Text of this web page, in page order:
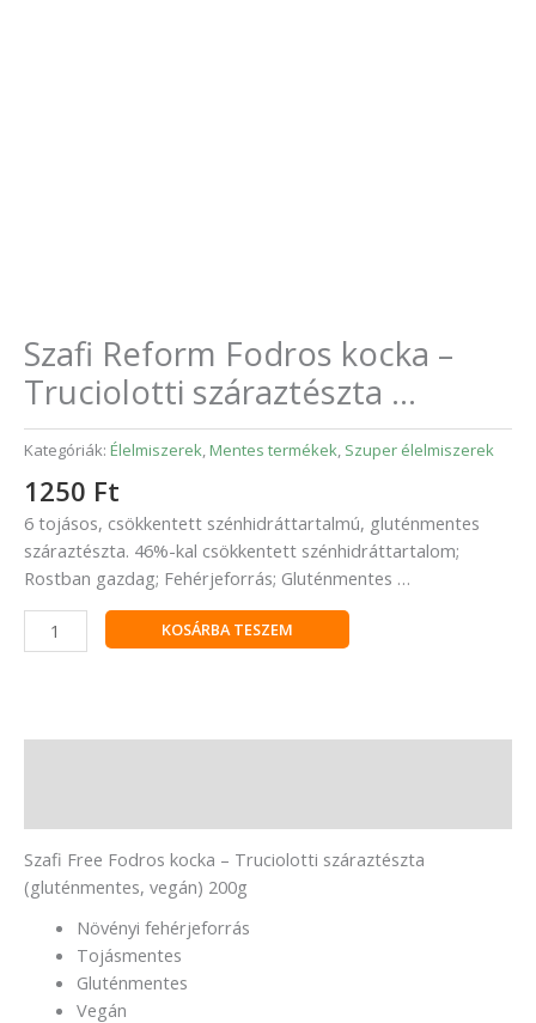
Szafi Reform Fodros kocka –
Truciolotti száraztészta …
Kategóriák: Élelmiszerek, Mentes termékek, Szuper élelmiszerek
1250 Ft
6 tojásos, csökkentett szénhidráttartalmú, gluténmentes
száraztészta. 46%-kal csökkentett szénhidráttartalom;
Rostban gazdag; Fehérjeforrás; Gluténmentes …
KOSÁRBA TESZEM
Szafi Free Fodros kocka – Truciolotti száraztészta
(gluténmentes, vegán) 200g
Növényi fehérjeforrás
Tojásmentes
Gluténmentes
Vegán